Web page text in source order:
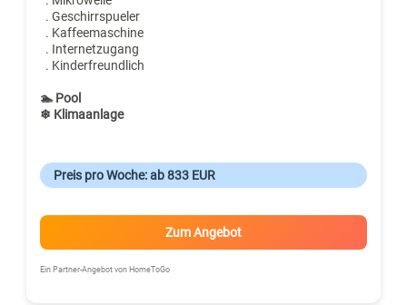
. Geschirrspueler
. Kaffeemaschine
. Internetzugang
. Kinderfreundlich
🏊 Pool
❄ Klimaanlage
Preis pro Woche: ab 833 EUR
Zum Angebot
Ein Partner-Angebot von HomeToGo